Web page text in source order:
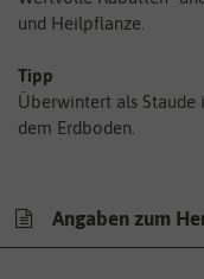
und Heilpflanze.
Tipp
Überwintert als Staude
dem Erdboden.
Angaben zum